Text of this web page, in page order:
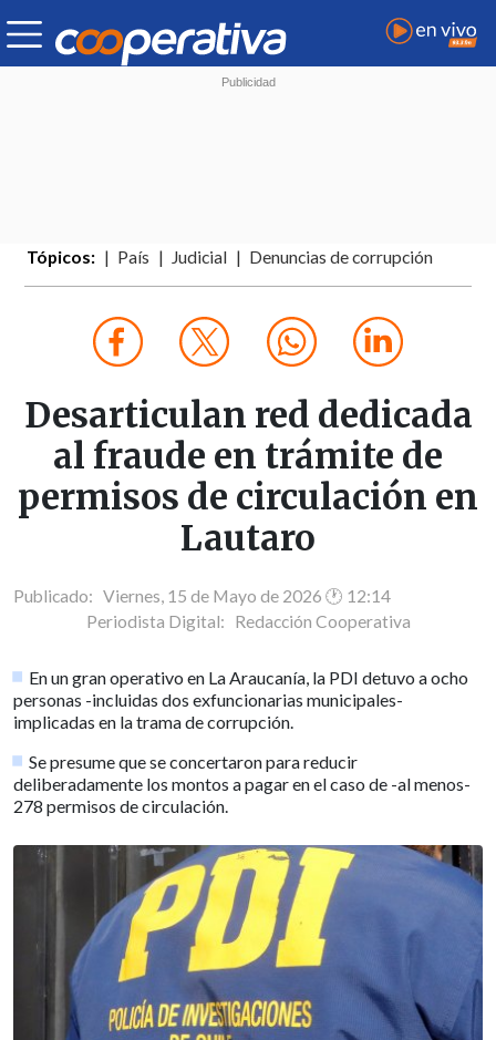
Tópicos: País Judicial Denuncias de corrupción
Desarticulan red dedicada
al fraude en trámite de
permisos de circulación en
Lautaro
Publicado: Viernes, 15 de Mayo de 2026 🕐 12:14
Periodista Digital: Redacción Cooperativa
En un gran operativo en La Araucanía, la PDI detuvo a ocho
personas -incluidas dos exfuncionarias municipales-
implicadas en la trama de corrupción.
Se presume que se concertaron para reducir
deliberadamente los montos a pagar en el caso de -al menos-
278 permisos de circulación.